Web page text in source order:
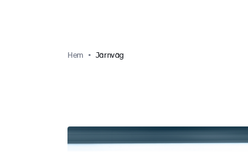
Hem Järnväg